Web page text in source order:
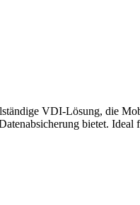
VDI-Lösung, die
bietet. Ideal